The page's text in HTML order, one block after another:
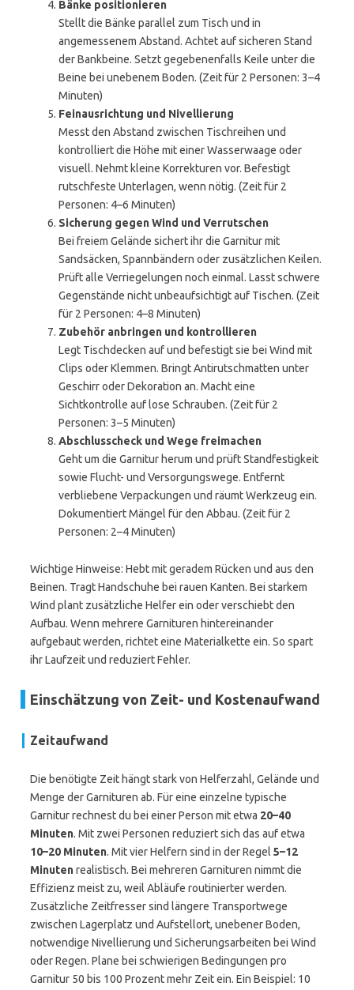
Bänke positionieren
Stellt die Bänke parallel zum Tisch und in
angemessenem Abstand. Achtet auf sicheren Stand
der Bankbeine. Setzt gegebenenfalls Keile unter die
Beine bei unebenem Boden. (Zeit für 2 Personen: 3–4
Minuten)
Feinausrichtung und Nivellierung
Messt den Abstand zwischen Tischreihen und
kontrolliert die Höhe mit einer Wasserwaage oder
visuell. Nehmt kleine Korrekturen vor. Befestigt
rutschfeste Unterlagen, wenn nötig. (Zeit für 2
Personen: 4–6 Minuten)
Sicherung gegen Wind und Verrutschen
Bei freiem Gelände sichert ihr die Garnitur mit
Sandsäcken, Spannbändern oder zusätzlichen Keilen.
Prüft alle Verriegelungen noch einmal. Lasst schwere
Gegenstände nicht unbeaufsichtigt auf Tischen. (Zeit
für 2 Personen: 4–8 Minuten)
Zubehör anbringen und kontrollieren
Legt Tischdecken auf und befestigt sie bei Wind mit
Clips oder Klemmen. Bringt Antirutschmatten unter
Geschirr oder Dekoration an. Macht eine
Sichtkontrolle auf lose Schrauben. (Zeit für 2
Personen: 3–5 Minuten)
Abschlusscheck und Wege freimachen
Geht um die Garnitur herum und prüft Standfestigkeit
sowie Flucht- und Versorgungswege. Entfernt
verbliebene Verpackungen und räumt Werkzeug ein.
Dokumentiert Mängel für den Abbau. (Zeit für 2
Personen: 2–4 Minuten)
Wichtige Hinweise: Hebt mit geradem Rücken und aus den
Beinen. Tragt Handschuhe bei rauen Kanten. Bei starkem
Wind plant zusätzliche Helfer ein oder verschiebt den
Aufbau. Wenn mehrere Garnituren hintereinander
aufgebaut werden, richtet eine Materialkette ein. So spart
ihr Laufzeit und reduziert Fehler.
Einschätzung von Zeit- und Kostenaufwand
Zeitaufwand
Die benötigte Zeit hängt stark von Helferzahl, Gelände und
Menge der Garnituren ab. Für eine einzelne typische
Garnitur rechnest du bei einer Person mit etwa 20–40
Minuten. Mit zwei Personen reduziert sich das auf etwa
10–20 Minuten. Mit vier Helfern sind in der Regel 5–12
Minutenrealistisch. Bei mehreren Garnituren nimmt die
Effizienz meist zu, weil Abläufe routinierter werden.
Zusätzliche Zeitfresser sind längere Transportwege
zwischen Lagerplatz und Aufstellort, unebener Boden,
notwendige Nivellierung und Sicherungsarbeiten bei Wind
oder Regen. Plane bei schwierigen Bedingungen pro
Garnitur 50 bis 100 Prozent mehr Zeit ein. Ein Beispiel: 10